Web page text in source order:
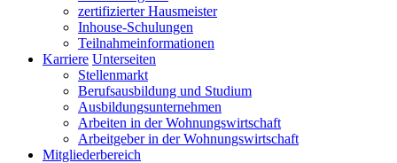
zertifizierter Hausmeister
Inhouse-Schulungen
Teilnahmeinformationen
Karriere Unterseiten
Stellenmarkt
Berufsausbildung und Studium
Ausbildungsunternehmen
Arbeiten in der Wohnungswirtschaft
Arbeitgeber in der Wohnungswirtschaft
Mitgliederbereich